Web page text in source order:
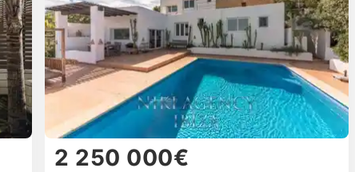
2 250 000€